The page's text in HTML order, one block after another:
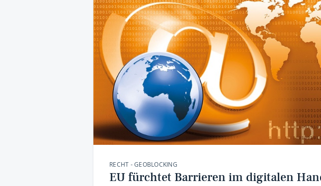
RECHT - GEOBLOCKING
EU fürchtet Barrieren im digitalen